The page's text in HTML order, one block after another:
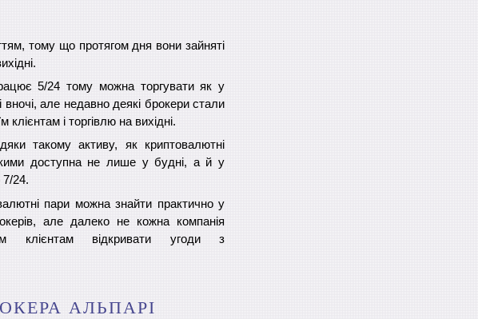
тому що протягом дня вони зайняті
5/24 тому можна торгувати як у
вночі, але недавно деякі брокери стали
клієнтам і торгівлю на вихідні.
такому активу, як криптовалютні
доступна не лише у будні, а й у
7/24.
пари можна знайти практично у
але далеко не кожна компанія
клієнтам відкривати угоди з
АЛЬПАРІ